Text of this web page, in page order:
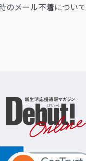
のメール不着について